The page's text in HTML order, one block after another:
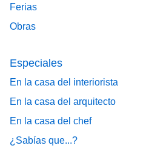
Ferias
Obras
Especiales
En la casa del interiorista
En la casa del arquitecto
En la casa del chef
¿Sabías que...?